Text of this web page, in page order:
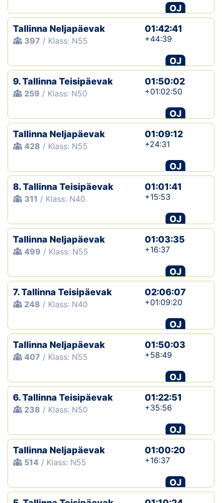
OJ
Tallinna Neljapäevak
397 / Klass: N55
01:42:41
+44:39
OJ
9. Tallinna Teisipäevak
259 / Klass: N50
01:50:02
+01:02:50
OJ
Tallinna Neljapäevak
428 / Klass: N55
01:09:12
+24:31
OJ
8. Tallinna Teisipäevak
311 / Klass: N40
01:01:41
+15:53
OJ
Tallinna Neljapäevak
499 / Klass: N55
01:03:35
+16:37
OJ
7. Tallinna Teisipäevak
248 / Klass: N40
02:06:07
+01:09:20
OJ
Tallinna Neljapäevak
407 / Klass: N55
01:50:03
+58:49
OJ
6. Tallinna Teisipäevak
238 / Klass: N50
01:22:51
+35:56
OJ
Tallinna Neljapäevak
514 / Klass: N55
01:00:20
+16:37
OJ